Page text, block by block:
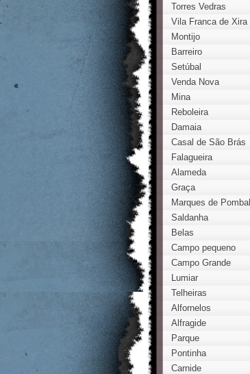
Torres Vedras
Vila Franca de Xira
Montijo
Barreiro
Setúbal
Venda Nova
Mina
Reboleira
Damaia
Casal de São Brás
Falagueira
Alameda
Graça
Marques de Pombal
Saldanha
Belas
Campo pequeno
Campo Grande
Lumiar
Telheiras
Alfornelos
Alfragide
Parque
Pontinha
Carnide